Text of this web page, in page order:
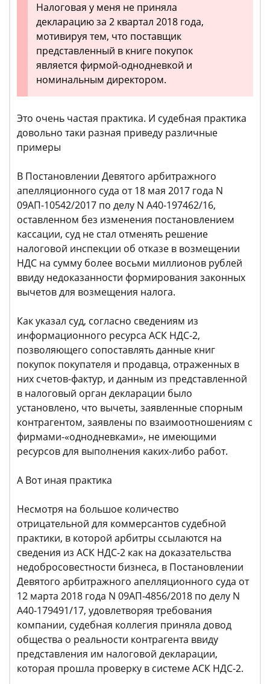
Налоговая у меня не приняла
декларацию за 2 квартал 2018 года,
мотивируя тем, что поставщик
представленный в книге покупок
является фирмой-однодневкой и
номинальным директором.
Это очень частая практика. И судебная практика
довольно таки разная приведу различные
примеры
В Постановлении Девятого арбитражного
апелляционного суда от 18 мая 2017 года N
09АП-10542/2017 по делу N А40-197462/16,
оставленном без изменения постановлением
кассации, суд не стал отменять решение
налоговой инспекции об отказе в возмещении
НДС на сумму более восьми миллионов рублей
ввиду недоказанности формирования законных
вычетов для возмещения налога.
Как указал суд, согласно сведениям из
информационного ресурса АСК НДС-2,
позволяющего сопоставлять данные книг
покупок покупателя и продавца, отраженных в
них счетов-фактур, и данным из представленной
в налоговый орган декларации было
установлено, что вычеты, заявленные спорным
контрагентом, заявлены по взаимоотношениям с
фирмами-«однодневками», не имеющими
ресурсов для выполнения каких-либо работ.
А Вот иная практика
Несмотря на большое количество
отрицательной для коммерсантов судебной
практики, в которой арбитры ссылаются на
сведения из АСК НДС-2 как на доказательства
недобросовестности бизнеса, в Постановлении
Девятого арбитражного апелляционного суда от
12 марта 2018 года N 09АП-4856/2018 по делу N
А40-179491/17, удовлетворяя требования
компании, судебная коллегия приняла довод
общества о реальности контрагента ввиду
представления им налоговой декларации,
которая прошла проверку в системе АСК НДС-2.